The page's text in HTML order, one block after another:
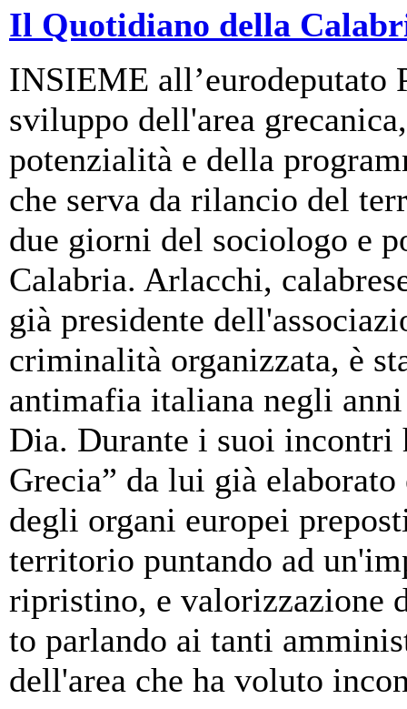
Il Quotidiano della
INSIEME all’eurodeputato
sviluppo dell'area
potenzialità e della
che serva da rilancio del
due giorni del sociologo e
Calabria. Arlacchi,
già presidente
criminalità organizzata, è
antimafia italiana negli
Dia. Durante i suoi incontri
Grecia” da lui già
degli organi europei
territorio puntando ad
ripristino, e valorizzazione
to parlando ai tanti
dell'area che ha voluto